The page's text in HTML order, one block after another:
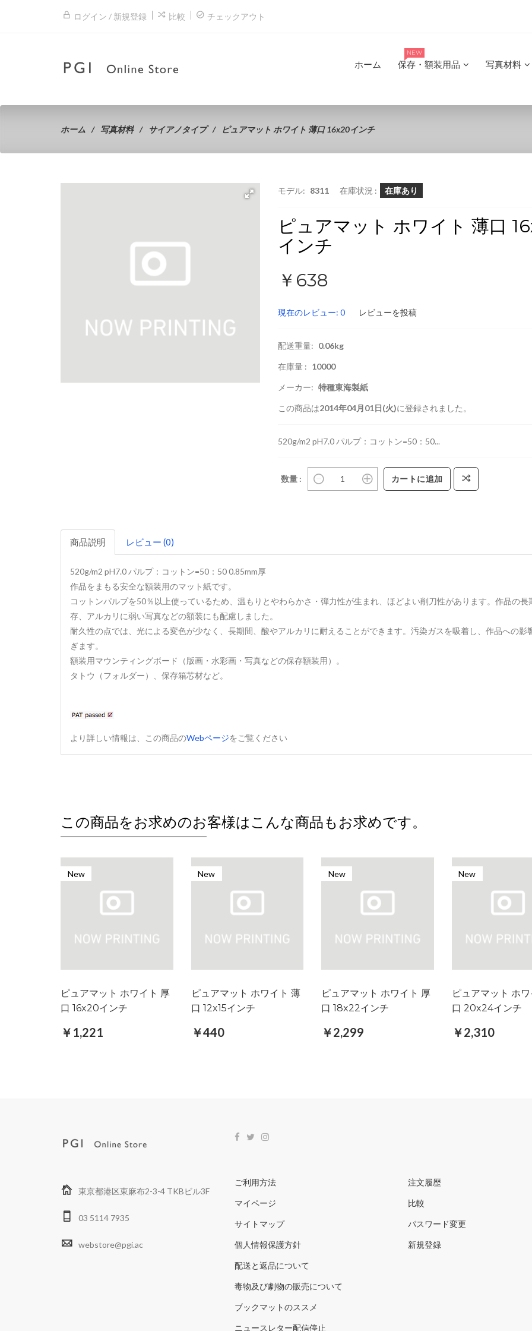
ログイン / 新規登録 比較 チェックアウト
ホーム 保存・額装用品
NEW
写真材料
ホーム 写真材料 サイアノタイプ ピュアマット ホワイト 薄口 16x20インチ
モデル: 8311 在庫状況 : 在庫あり
ピュアマット ホワイト 薄口
インチ
￥638
現在のレビュー: 0 レビューを投稿
配送重量: 0.06kg
在庫量 : 10000
メーカー: 特種東海製紙
この商品は2014年04月01日(火)に登録されました。
520g/m2 pH7.0 パルプ：コットン=50：50...
数量 :
商品説明 レビュー (0)
520g/m2 pH7.0 パルプ：コットン=50：50 0.85mm厚
作品をまもる安全な額装用のマット紙です。
コットンパルプを50％以上使っているため、温もりとやわらかさ・弾力性が生まれ、ほどよい削刀性があります。作品の長
存、アルカリに弱い写真などの額装にも配慮しました。
耐久性の点では、光による変色が少なく、長期間、酸やアルカリに耐えることができます。汚染ガスを吸着し、作品への影
ぎます。
額装用マウンティングボード（版画・水彩画・写真などの保存額装用）。
タトウ（フォルダー）、保存箱芯材など。
より詳しい情報は、この商品のWebページをご覧ください
この商品をお求めのお客様はこんな商品もお求めです。
New
ピュアマット ホワイト 厚
口 16x20インチ
￥1,221
New
ピュアマット ホワイト 薄
口 12x15インチ
￥440
New
ピュアマット ホワイト 厚
口 18x22インチ
￥2,299
New
ピュアマット ホ
口 20x24インチ
￥2,310
東京都港区東麻布2-3-4 TKBビル3F
03 5114 7935
webstore@pgi.ac
ご利用方法
マイページ
サイトマップ
個人情報保護方針
配送と返品について
毒物及び劇物の販売について
ブックマットのススメ
ニュースレター配信停止
注文履歴
比較
パスワード変更
新規登録